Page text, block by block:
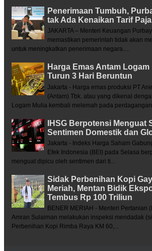
Penerimaan Tumbuh,
tak Ada Kenaikan Tarif
JAKARTA – Menteri Keuangan
memastikan pemerintah tidak akan
untuk meningkatkan penerimaan negara....
Harga Emas Antam Logam
Turun 3 Hari Beruntun
Jakarta - Harga emas produksi PT
(Antam) Tbk. atau yang dikenal
Logam Mulia kembali melemah pada
IHSG Berpotensi Menguat
Sentimen Domestik dan
Jakarta - Indeks Harga Saham
Efek Indonesia (BEI) pada Selasa
menguat dipicu oleh sentimen dari ti...
Sidak Perbenihan Kopi
Meriah, Mentan Bidik
Tembus Rp 100 Triliun
BENER MERIAH - Menteri Pertanian
Amran Sulaiman melakukan inspeksi mendadak
Perbenihan Kopi Rimba Raya KM 60,...